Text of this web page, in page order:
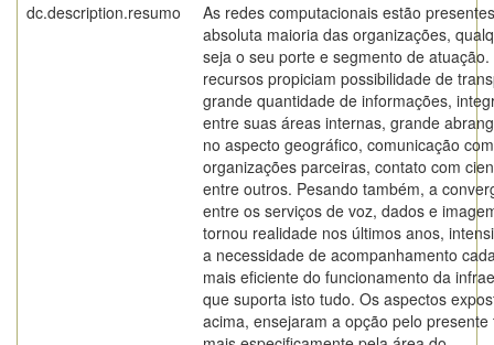
dc.description.resumo
As redes computacionais estão
absoluta maioria das organizações,
seja o seu porte e segmento de atuação.
recursos propiciam possibilidade de
grande quantidade de informações,
entre suas áreas internas, grande
no aspecto geográfico, comunicação com
organizações parceiras, contato com
entre outros. Pesando também, a
entre os serviços de voz, dados e
tornou realidade nos últimos anos,
a necessidade de acompanhamento
mais eficiente do funcionamento da
que suporta isto tudo. Os aspectos
acima, ensejaram a opção pelo presente